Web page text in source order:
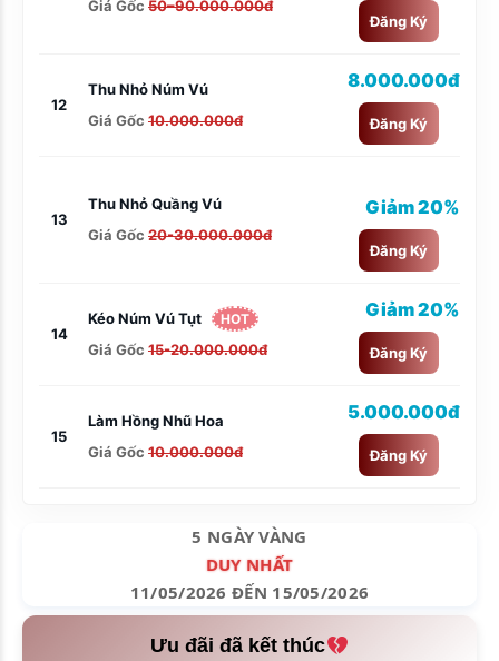
Giá Gốc 50–90.000.000đ
Đăng Ký
12
Thu Nhỏ Núm Vú
Giá Gốc 10.000.000đ
8.000.000đ
Đăng Ký
13
Thu Nhỏ Quầng Vú
Giá Gốc 20-30.000.000đ
Giảm 20%
Đăng Ký
14
Kéo Núm Vú Tụt HOT
Giá Gốc 15-20.000.000đ
Giảm 20%
Đăng Ký
15
Làm Hồng Nhũ Hoa
Giá Gốc 10.000.000đ
5.000.000đ
Đăng Ký
5 NGÀY VÀNG
DUY NHẤT
11/05/2026 ĐẾN 15/05/2026
Ưu đãi đã kết thúc